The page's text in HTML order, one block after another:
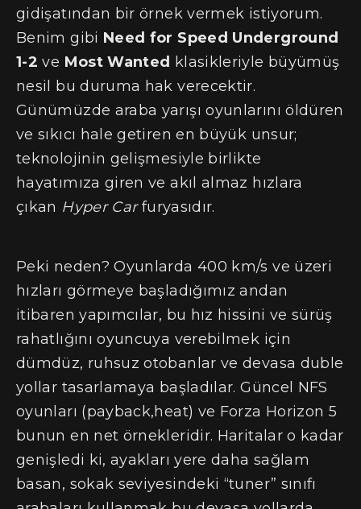
gidişatından bir örnek vermek istiyorum.
Benim gibi Need for Speed Underground
1-2 ve Most Wanted klasikleriyle büyümüş
nesil bu duruma hak verecektir.
Günümüzde araba yarışı oyunlarını öldüren
ve sıkıcı hale getiren en büyük unsur;
teknolojinin gelişmesiyle birlikte
hayatımıza giren ve akıl almaz hızlara
çıkan Hyper Carfuryasıdır.
Peki neden? Oyunlarda 400 km/s ve üzeri
hızları görmeye başladığımız andan
itibaren yapımcılar, bu hız hissini ve sürüş
rahatlığını oyuncuya verebilmek için
dümdüz, ruhsuz otobanlar ve devasa duble
yollar tasarlamaya başladılar. Güncel NFS
oyunları (payback,heat) ve Forza Horizon 5
bunun en net örnekleridir. Haritalar o kadar
genişledi ki, ayakları yere daha sağlam
basan, sokak seviyesindeki “tuner” sınıfı